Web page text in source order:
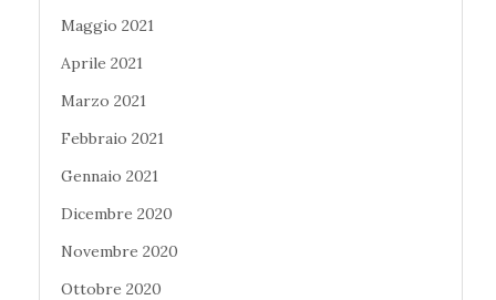
Maggio 2021
Aprile 2021
Marzo 2021
Febbraio 2021
Gennaio 2021
Dicembre 2020
Novembre 2020
Ottobre 2020